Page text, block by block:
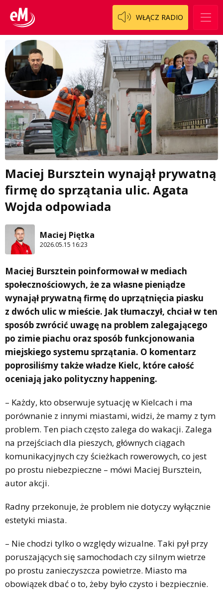
WŁĄCZ RADIO
Maciej Bursztein wynajął prywatną
firmę do sprzątania ulic. Agata
Wojda odpowiada
Maciej Piętka
2026.05.15 16:23
Maciej Bursztein poinformował w mediach
społecznościowych, że za własne pieniądze
wynajął prywatną firmę do uprzątnięcia piasku
z dwóch ulic w mieście. Jak tłumaczył, chciał w ten
sposób zwrócić uwagę na problem zalegającego
po zimie piachu oraz sposób funkcjonowania
miejskiego systemu sprzątania. O komentarz
poprosiliśmy także władze Kielc, które całość
oceniają jako polityczny happening.
– Każdy, kto obserwuje sytuację w Kielcach i ma
porównanie z innymi miastami, widzi, że mamy z tym
problem. Ten piach często zalega do wakacji. Zalega
na przejściach dla pieszych, głównych ciągach
komunikacyjnych czy ścieżkach rowerowych, co jest
po prostu niebezpieczne – mówi Maciej Bursztein,
autor akcji.
Radny przekonuje, że problem nie dotyczy wyłącznie
estetyki miasta.
– Nie chodzi tylko o względy wizualne. Taki pył przy
poruszających się samochodach czy silnym wietrze
po prostu zanieczyszcza powietrze. Miasto ma
obowiązek dbać o to, żeby było czysto i bezpiecznie.